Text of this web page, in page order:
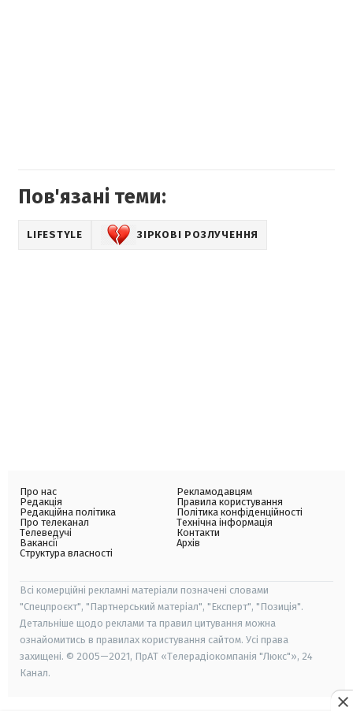
Пов'язані теми:
LIFESTYLE ЗІРКОВІ РОЗЛУЧЕННЯ
Про нас
Редакція
Редакційна політика
Про телеканал
Телеведучі
Вакансії
Структура власності
Рекламодавцям
Правила користування
Політика конфіденційності
Технічна інформація
Контакти
Архів
Всі комерційні рекламні матеріали позначені словами
"Спецпроєкт", "Партнерський матеріал", "Експерт", "Позиція".
Детальніше щодо реклами та правил цитування можна
ознайомитись в правилах користування сайтом. Усі права
захищені. © 2005—2021, ПрАТ «Телерадіокомпанія "Люкс"», 24
Канал.